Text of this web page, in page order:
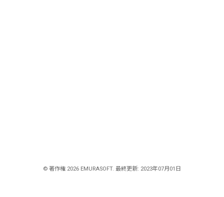
© 著作権 2026 EMURASOFT. 最終更新: 2023年07月01日